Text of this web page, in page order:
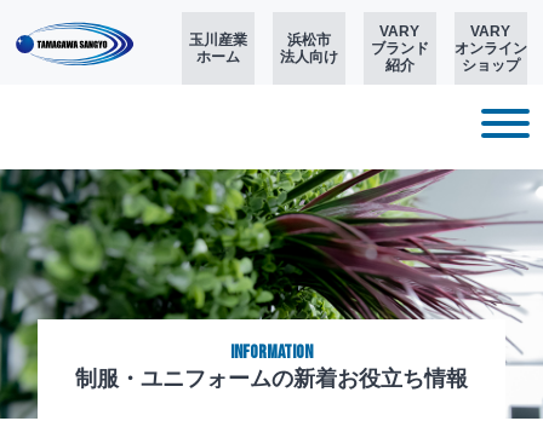
玉川産業
ホーム
浜松市
法人向け
VARY
ブランド
紹介
VARY
オンライン
ショップ
制服・ユニフォームの新着お役立ち情報
Information